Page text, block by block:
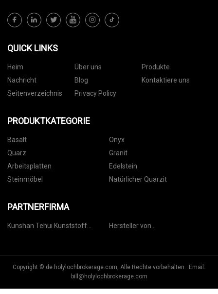
QUICK LINKS
Heim Über uns
Produkte
Nachricht
Blog
Kontaktiere uns
Seitenverzeichnis
Privacy Policy
PRODUKTKATEGORIE
Basalt
Onyx
Quarz
Granit
Arbeitsplatten
Edelstein
Steinmöbel
Natürlicher Quarzit
PARTNERFIRMA
Kunshan Tehui Kunststoff
Hersteller von
Copyright © de.holylochbrokerage.com, Alle Rechte vorbehalten. Email:
bill@holylochbrokerage.com